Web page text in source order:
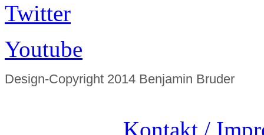
Twitter
Youtube
Design-Copyright 2014 Benjamin Bruder
Kontakt /